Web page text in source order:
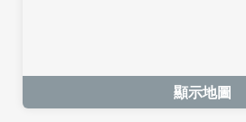
顯示地圖